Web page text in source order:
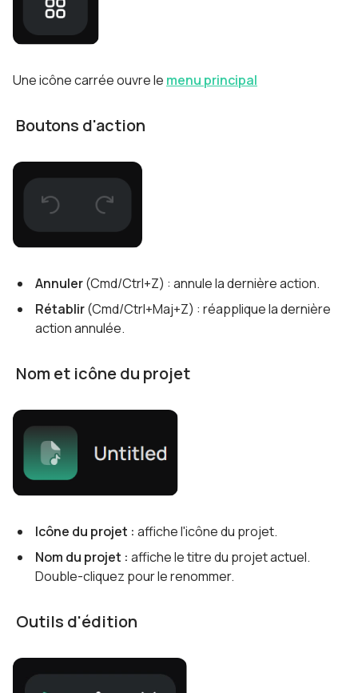
Une icône carrée ouvre le menu principal
Boutons d'action
Annuler(Cmd/Ctrl+Z) : annule la dernière action.
Rétablir(Cmd/Ctrl+Maj+Z) : réapplique la dernière
action annulée.
Nom et icône du projet
Icône du projet : affiche l'icône du projet.
Nom du projet : affiche le titre du projet actuel.
Double-cliquez pour le renommer.
Outils d'édition